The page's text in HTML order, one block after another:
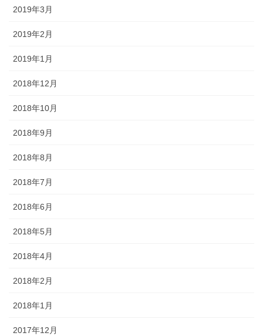
2019年3月
2019年2月
2019年1月
2018年12月
2018年10月
2018年9月
2018年8月
2018年7月
2018年6月
2018年5月
2018年4月
2018年2月
2018年1月
2017年12月